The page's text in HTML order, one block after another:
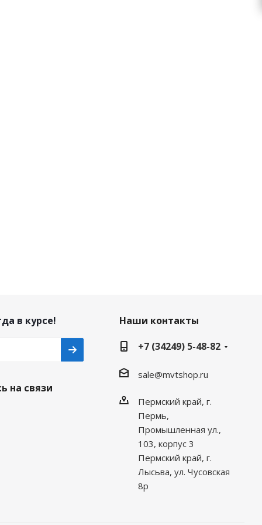
в курсе!
на связи
Наши контакты
+7 (34249) 5-48-82
sale@mvtshop.ru
Пермский край, г.
Пермь,
Промышленная ул.,
103, корпус 3
Пермский край, г.
Лысьва, ул. Чусовская
8р